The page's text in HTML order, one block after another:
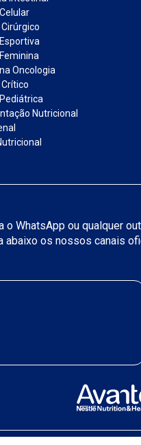
Oncologia
Nutricional
WhatsApp ou qualquer
os nossos canais